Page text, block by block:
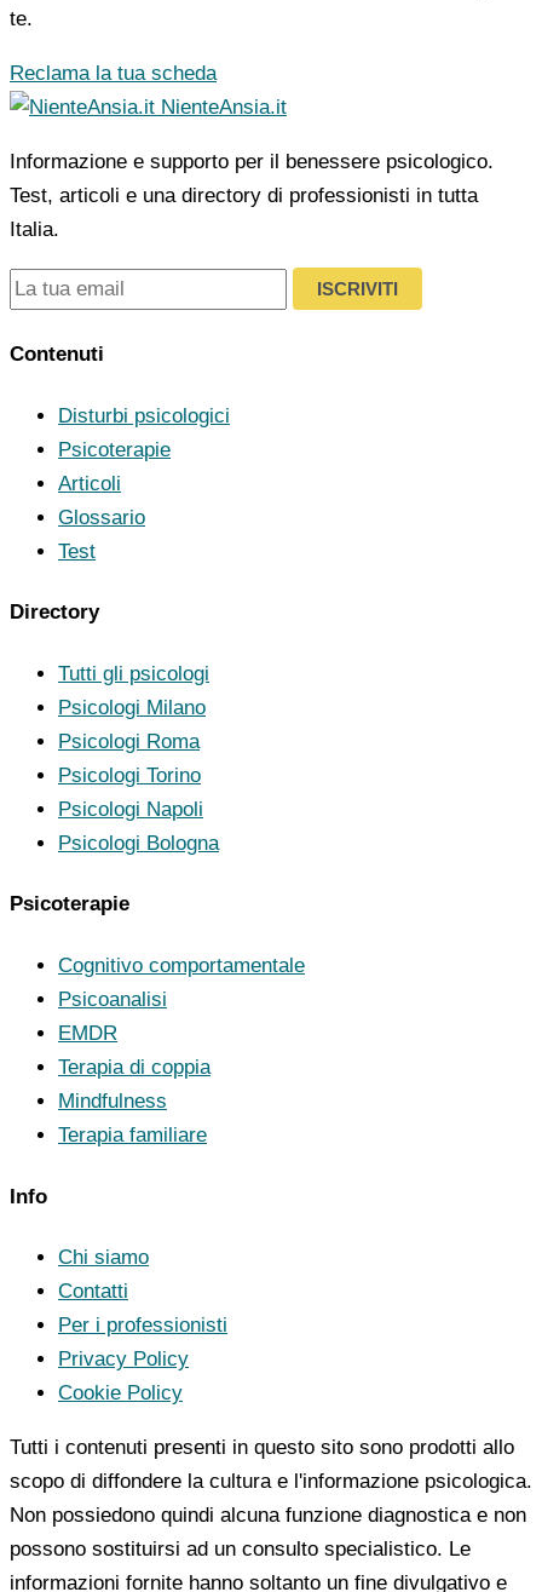
te.
Reclama la tua scheda
NienteAnsia.it
Informazione e supporto per il benessere psicologico.
Test, articoli e una directory di professionisti in tutta
Italia.
ISCRIVITI
Contenuti
Disturbi psicologici
Psicoterapie
Articoli
Glossario
Test
Directory
Tutti gli psicologi
Psicologi Milano
Psicologi Roma
Psicologi Torino
Psicologi Napoli
Psicologi Bologna
Psicoterapie
Cognitivo comportamentale
Psicoanalisi
EMDR
Terapia di coppia
Mindfulness
Terapia familiare
Info
Chi siamo
Contatti
Per i professionisti
Privacy Policy
Cookie Policy
Tutti i contenuti presenti in questo sito sono prodotti allo
scopo di diffondere la cultura e l'informazione psicologica.
Non possiedono quindi alcuna funzione diagnostica e non
possono sostituirsi ad un consulto specialistico. Le
informazioni fornite hanno soltanto un fine divulgativo e